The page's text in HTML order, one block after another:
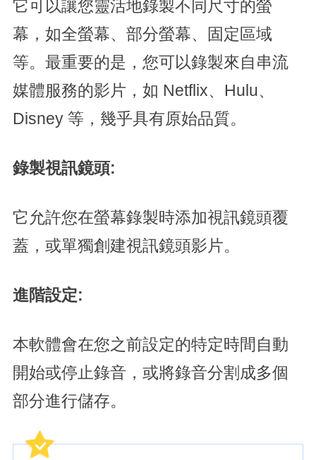
它可以讓您靈活地錄製不同尺寸的螢
幕，如全螢幕、部分螢幕、固定區域
等。最重要的是，您可以錄製來自串流
媒體服務的影片，如 Netflix、Hulu、
Disney 等，幾乎具有原始品質。
錄製視訊鏡頭:
它允許您在螢幕錄製時添加視訊鏡頭覆
蓋，或單獨創建視訊鏡頭影片。
進階設定:
本軟體會在您之前設定的特定時間自動
開始或停止錄音，或將錄音分割成多個
部分進行儲存。